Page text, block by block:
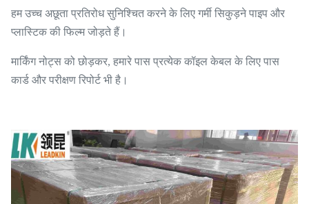
हम उच्च अछूता प्रतिरोध सुनिश्चित करने के लिए गर्मी सिकुड़ने पाइप और
प्लास्टिक की फिल्म जोड़ते हैं।
मार्किंग नोट्स को छोड़कर, हमारे पास प्रत्येक कॉइल केबल के लिए पास
कार्ड और परीक्षण रिपोर्ट भी है।